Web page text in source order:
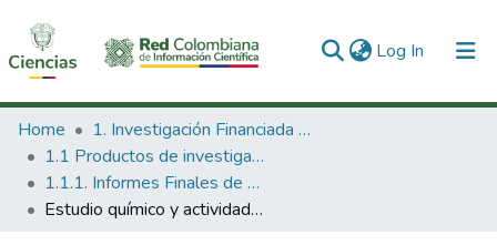
Log In (current)
Communities & Collections
All of DSpace
Statistics
Home
1. Investigación Financiada con Recursos Públicos
1.1 Productos de investigación
1.1.1. Informes Finales de Proyectos de Investigación
Estudio químico y actividad antimicrobiana, antiinflama toria y cardiovascular de algunas especies de esponjas pertenecientes al genero xestospongia en el caribe colombiano